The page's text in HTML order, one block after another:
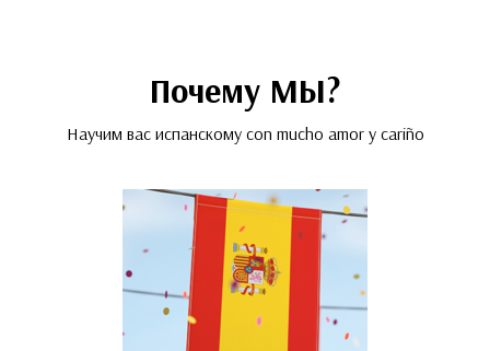
Почему МЫ?
Научим вас испанскому con mucho amor y cariño